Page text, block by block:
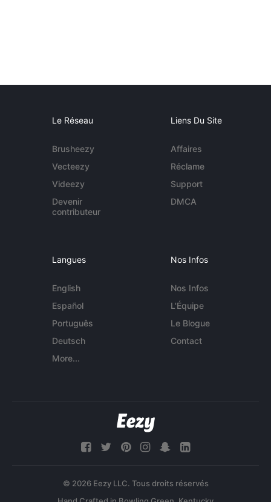
Le Réseau
Brusheezy
Vecteezy
Videezy
Devenir
contributeur
Liens Du Site
Affaires
Réclame
Support
DMCA
Langues
English
Español
Português
Deutsch
More...
Nos Infos
Nos Infos
L'Équipe
Le Blogue
Contact
© 2026 Eezy LLC. Tous droits réservés